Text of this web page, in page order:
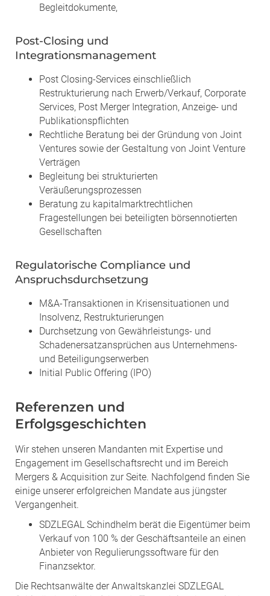
Begleitdokumente,
Post-Closing und
Integrationsmanagement
Post Closing-Services einschließlich
Restrukturierung nach Erwerb/Verkauf, Corporate
Services, Post Merger Integration, Anzeige- und
Publikationspflichten
Rechtliche Beratung bei der Gründung von Joint
Ventures sowie der Gestaltung von Joint Venture
Verträgen
Begleitung bei strukturierten
Veräußerungsprozessen
Beratung zu kapitalmarktrechtlichen
Fragestellungen bei beteiligten börsennotierten
Gesellschaften
Regulatorische Compliance und
Anspruchsdurchsetzung
M&A-Transaktionen in Krisensituationen und
Insolvenz, Restrukturierungen
Durchsetzung von Gewährleistungs- und
Schadenersatzansprüchen aus Unternehmens-
und Beteiligungserwerben
Initial Public Offering (IPO)
Referenzen und
Erfolgsgeschichten
Wir stehen unseren Mandanten mit Expertise und
Engagement im Gesellschaftsrecht und im Bereich
Mergers & Acquisition zur Seite. Nachfolgend finden Sie
einige unserer erfolgreichen Mandate aus jüngster
Vergangenheit.
SDZLEGAL Schindhelm berät die Eigentümer beim
Verkauf von 100 % der Geschäftsanteile an einen
Anbieter von Regulierungssoftware für den
Finanzsektor.
Die Rechtsanwälte der Anwaltskanzlei SDZLEGAL